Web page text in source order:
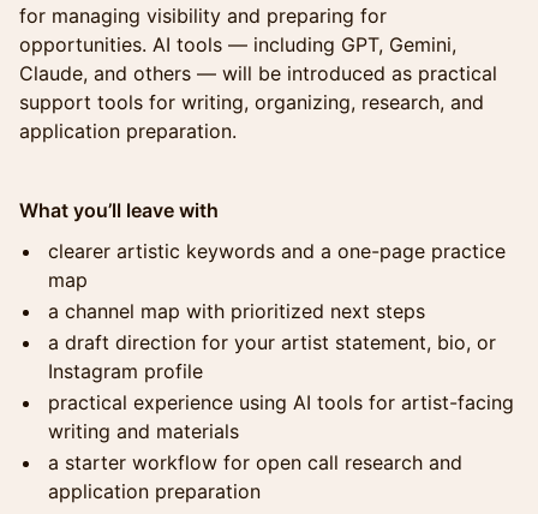
for managing visibility and preparing for
opportunities. AI tools — including GPT, Gemini,
Claude, and others — will be introduced as practical
support tools for writing, organizing, research, and
application preparation.
What you’ll leave with
clearer artistic keywords and a one-page practice
map
a channel map with prioritized next steps
a draft direction for your artist statement, bio, or
Instagram profile
practical experience using AI tools for artist-facing
writing and materials
a starter workflow for open call research and
application preparation